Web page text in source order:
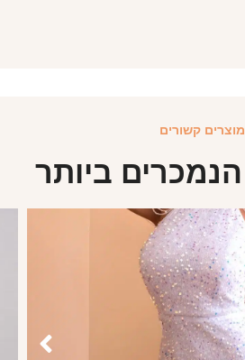
מוצרים קשורים
ביותר